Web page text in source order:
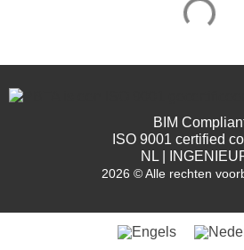
2026 © Alle rechten
BIM
ISO 9001 certified
NL |